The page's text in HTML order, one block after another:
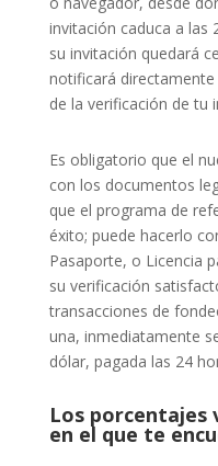
invitación caduca a las
su invitación quedará
notificará
de la verificación de tu
Es obligatorio que el
con los documentos
que el programa de
éxito; puede hacerlo
Pasaporte, o Licencia
su verificación
transacciones de
una, inmediatamente
dólar, pagada las 24
Los porcentajes
en el que te